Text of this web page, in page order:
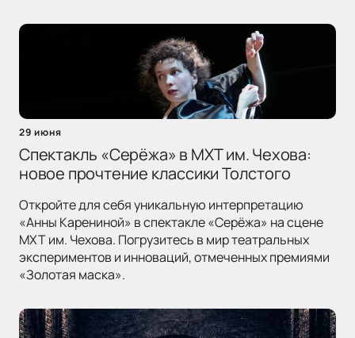
29 июня
Спектакль «Серёжа» в МХТ им. Чехова:
новое прочтение классики Толстого
Откройте для себя уникальную интерпретацию
«Анны Карениной» в спектакле «Серёжа» на сцене
МХТ им. Чехова. Погрузитесь в мир театральных
экспериментов и инноваций, отмеченных премиями
«Золотая маска».